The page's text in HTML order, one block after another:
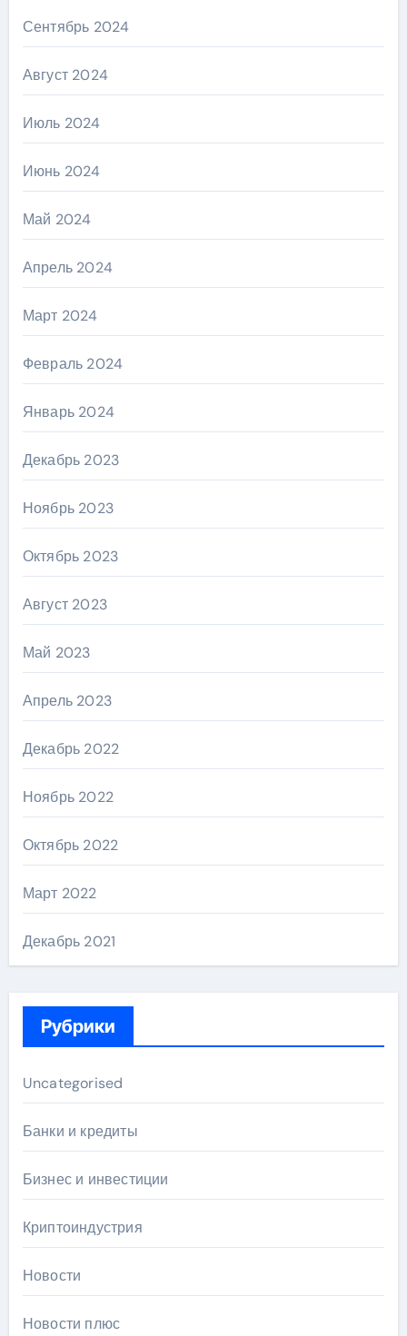
Сентябрь 2024
Август 2024
Июль 2024
Июнь 2024
Май 2024
Апрель 2024
Март 2024
Февраль 2024
Январь 2024
Декабрь 2023
Ноябрь 2023
Октябрь 2023
Август 2023
Май 2023
Апрель 2023
Декабрь 2022
Ноябрь 2022
Октябрь 2022
Март 2022
Декабрь 2021
Рубрики
Uncategorised
Банки и кредиты
Бизнес и инвестиции
Криптоиндустрия
Новости
Новости плюс